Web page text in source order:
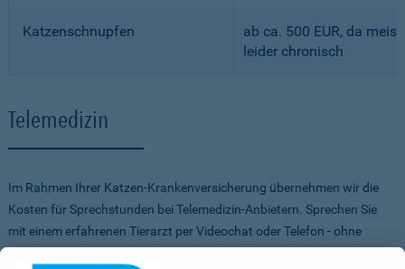
Katzenschnupfen
ab ca. 500 EUR, da
leider chronisch
Telemedizin
Im Rahmen Ihrer Katzen-Krankenversicherung übernehmen wir die
Kosten für Sprechstunden bei Telemedizin-Anbietern. Sprechen Sie
mit einem erfahrenen Tierarzt per Videochat oder Telefon - ohne
Stress für Sie und Ihr Tier.